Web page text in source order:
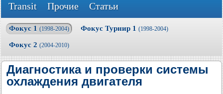
Transit
Прочие Статьи
Фокус 1 (1998-2004) Фокус Турнир 1 (1998-2004)
Фокус 2 (2004-2010)
Диагностика и проверки системы
охлаждения двигателя